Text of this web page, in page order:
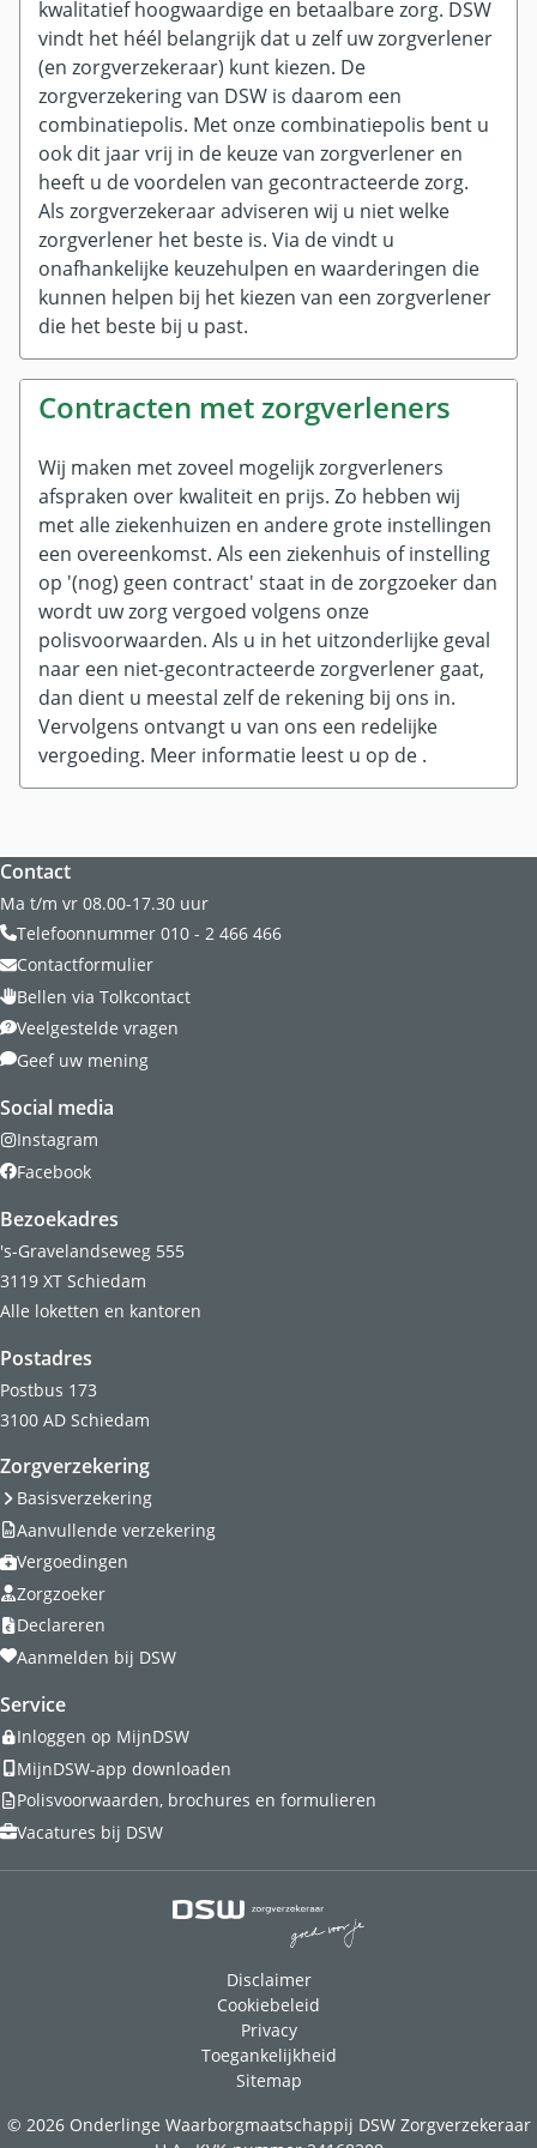
Buitenland
Zorg in het buitenland
SOS International
Direct doen op MijnDSW
Online declareren
Declaratieoverzicht
Verzekeringsbewijs buitenland
Privacy
Beleggingsbeleid
Cookiebeleid
Uitleg premie 2026
Uitleg premie 2025
Contracteerbeleid
Aanvragen zonder inloggen
Bedenktijd
Volmacht aanvragen
Zorgbemiddeling
Direct doen op MijnDSW
Contactgegevens wijzigen
Wijziging doorgeven
Zorgpas aanvragen
kwalitatief hoogwaardige en betaalbare zorg. DSW
vindt het héél belangrijk dat u zelf uw zorgverlener
(en zorgverzekeraar) kunt kiezen. De
zorgverzekering van DSW is daarom een
combinatiepolis. Met onze combinatiepolis bent u
ook dit jaar vrij in de keuze van zorgverlener en
heeft u de voordelen van gecontracteerde zorg.
Als zorgverzekeraar adviseren wij u niet welke
zorgverlener het beste is. Via devindt u
onafhankelijke keuzehulpen en waarderingen die
kunnen helpen bij het kiezen van een zorgverlener
die het beste bij u past.
Contracten met zorgverleners
Wij maken met zoveel mogelijk zorgverleners
afspraken over kwaliteit en prijs. Zo hebben wij
met alle ziekenhuizen en andere grote instellingen
een overeenkomst. Als een ziekenhuis of instelling
op '(nog) geen contract' staat in de zorgzoeker dan
wordt uw zorg vergoed volgens onze
polisvoorwaarden. Als u in het uitzonderlijke geval
naar een niet-gecontracteerde zorgverlener gaat,
dan dient u meestal zelf de rekening bij ons in.
Vervolgens ontvangt u van ons een redelijke
vergoeding. Meer informatie leest u op de .
Website footer
Contact
Ma t/m vr 08.00-17.30 uur
Telefoonnummer 010 - 2 466 466
Contactformulier
Bellen via Tolkcontact
Veelgestelde vragen
Geef uw mening
Social media
Instagram
Facebook
Bezoekadres
's-Gravelandseweg 555
3119 XT Schiedam
Alle loketten en kantoren
Postadres
Postbus 173
3100 AD Schiedam
Zorgverzekering
Basisverzekering
Aanvullende verzekering
Vergoedingen
Zorgzoeker
Declareren
Aanmelden bij DSW
Service
Inloggen op MijnDSW
MijnDSW-app downloaden
Polisvoorwaarden, brochures en formulieren
Vacatures bij DSW
Disclaimer
Cookiebeleid
Privacy
Toegankelijkheid
Sitemap
© 2026 Onderlinge Waarborgmaatschappij DSW Zorgverzekeraar